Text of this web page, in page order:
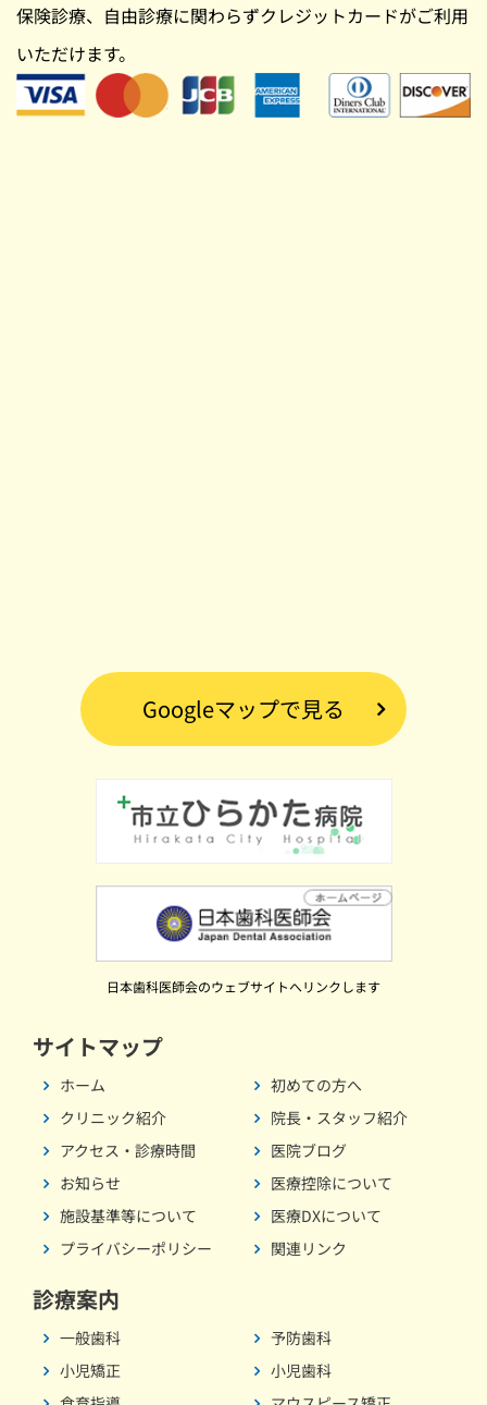
保険診療、自由診療に関わらずクレジットカードがご利用
いただけます。
Googleマップで見る
日本歯科医師会のウェブサイトへリンクします
サイトマップ
ホーム
初めての方へ
クリニック紹介
院長・スタッフ紹介
アクセス・診療時間
医院ブログ
お知らせ
医療控除について
施設基準等について
医療DXについて
プライバシーポリシー
関連リンク
診療案内
一般歯科
予防歯科
小児矯正
小児歯科